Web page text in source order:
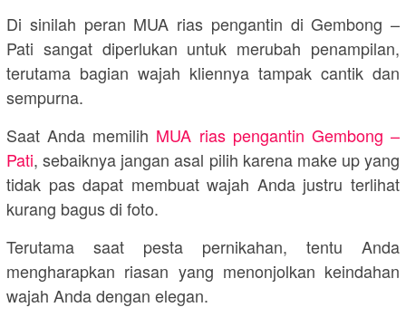
Di sinilah peran MUA rias pengantin di Gembong –
Pati sangat diperlukan untuk merubah penampilan,
terutama bagian wajah kliennya tampak cantik dan
sempurna.
Saat Anda memilih MUA rias pengantin Gembong –
Pati, sebaiknya jangan asal pilih karena make up yang
tidak pas dapat membuat wajah Anda justru terlihat
kurang bagus di foto.
Terutama saat pesta pernikahan, tentu Anda
mengharapkan riasan yang menonjolkan keindahan
wajah Anda dengan elegan.